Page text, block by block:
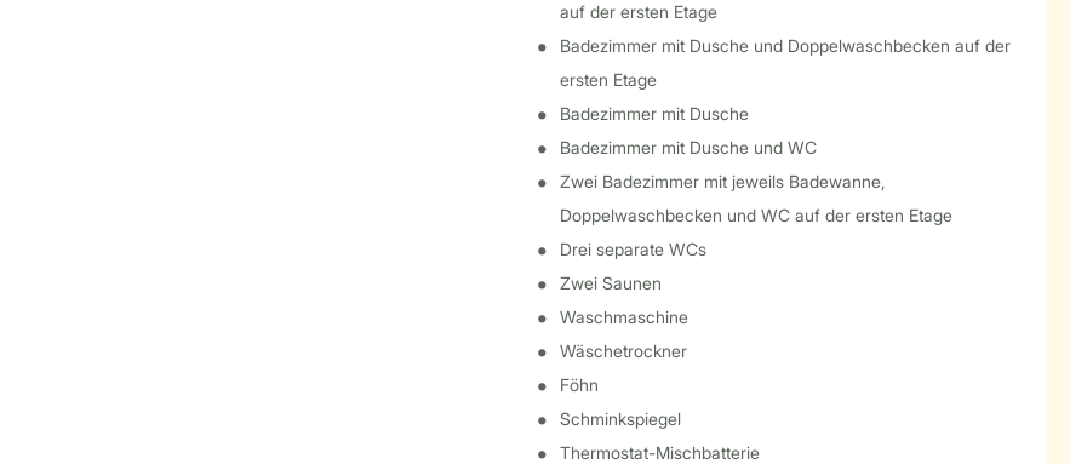
auf der ersten Etage
Badezimmer mit Dusche und Doppelwaschbecken auf der
ersten Etage
Badezimmer mit Dusche
Badezimmer mit Dusche und WC
Zwei Badezimmer mit jeweils Badewanne,
Doppelwaschbecken und WC auf der ersten Etage
Drei separate WCs
Zwei Saunen
Waschmaschine
Wäschetrockner
Föhn
Schminkspiegel
Thermostat-Mischbatterie